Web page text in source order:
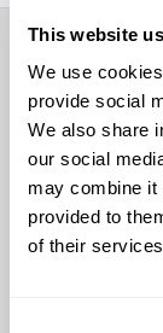
This website
We use
provide social
We also share
our social
may combine it
provided to
of their
Ritiro
I nostri esperti